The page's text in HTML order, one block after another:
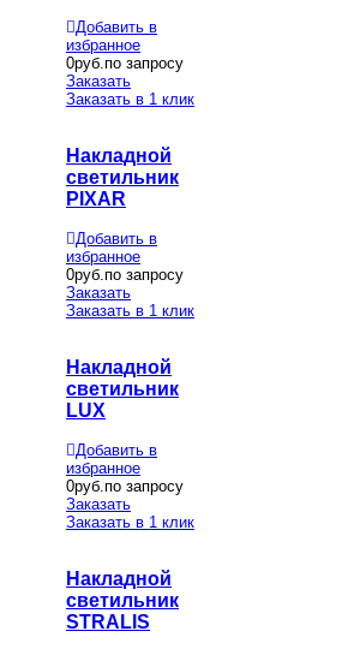
Добавить в
избранное
0руб.по запросу
Заказать
Заказать в 1 клик
Накладной
светильник
PIXAR
Добавить в
избранное
0руб.по запросу
Заказать
Заказать в 1 клик
Накладной
светильник
LUX
Добавить в
избранное
0руб.по запросу
Заказать
Заказать в 1 клик
Накладной
светильник
STRALIS